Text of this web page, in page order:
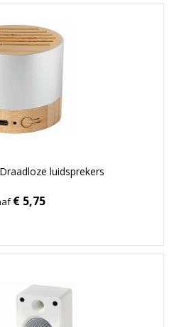
luidsprekers
€ 5,75